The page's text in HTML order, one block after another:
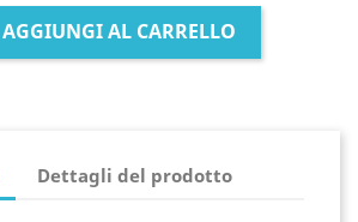
AGGIUNGI AL CARRELLO
Dettagli del prodotto